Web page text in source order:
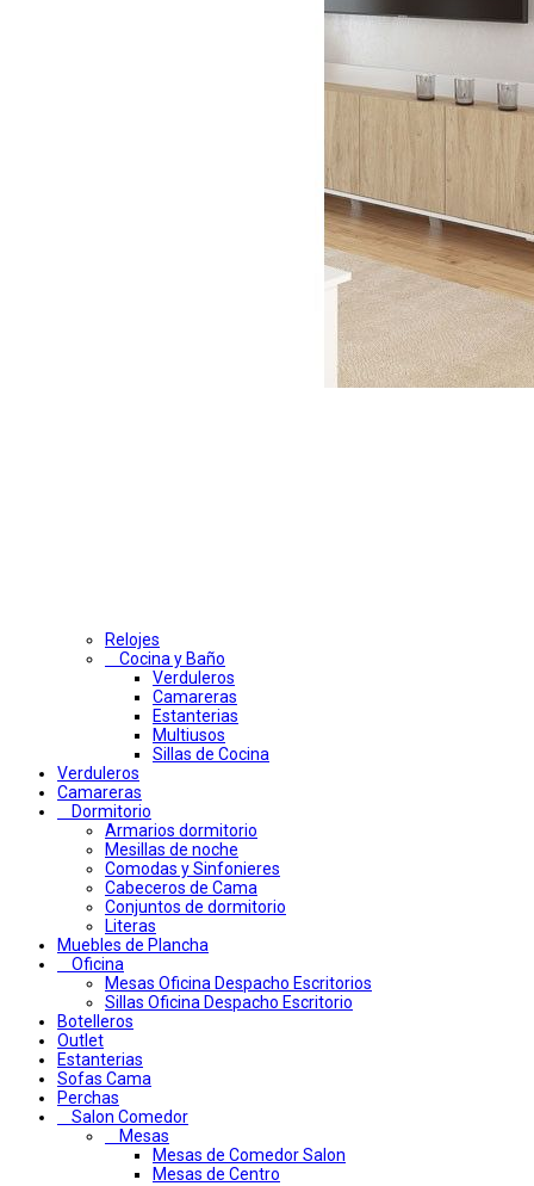
Relojes
Cocina y Baño
Verduleros
Camareras
Estanterias
Multiusos
Sillas de Cocina
Verduleros
Camareras
Dormitorio
Armarios dormitorio
Mesillas de noche
Comodas y Sinfonieres
Cabeceros de Cama
Conjuntos de dormitorio
Literas
Muebles de Plancha
Oficina
Mesas Oficina Despacho Escritorios
Sillas Oficina Despacho Escritorio
Botelleros
Outlet
Estanterias
Sofas Cama
Perchas
Salon Comedor
Mesas
Mesas de Comedor Salon
Mesas de Centro